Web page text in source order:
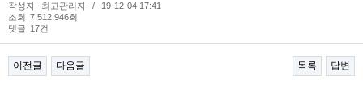
작성자 최고관리자 /
19-12-04 17:41
조회
7,512,946회
댓글 17건
이전글 다음글 목록 답변